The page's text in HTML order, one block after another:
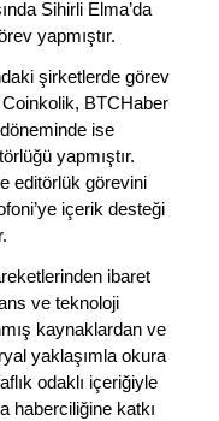
Sihirli Elma’da
yapmıştır.
şirketlerde görev
BTCHaber
ise
yapmıştır.
editörlük görevini
içerik desteği
ibaret
ve teknoloji
kaynaklardan ve
yaklaşımla okura
odaklı içeriğiyle
haberciliğine katkı